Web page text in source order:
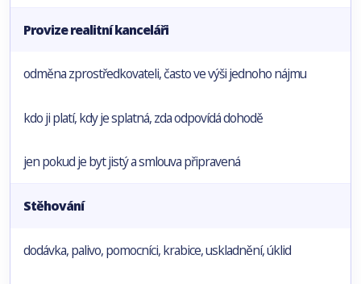
Provize realitní kanceláři
odměna zprostředkovateli, často ve výši jednoho nájmu
kdo ji platí, kdy je splatná, zda odpovídá dohodě
jen pokud je byt jistý a smlouva připravená
Stěhování
dodávka, palivo, pomocníci, krabice, uskladnění, úklid